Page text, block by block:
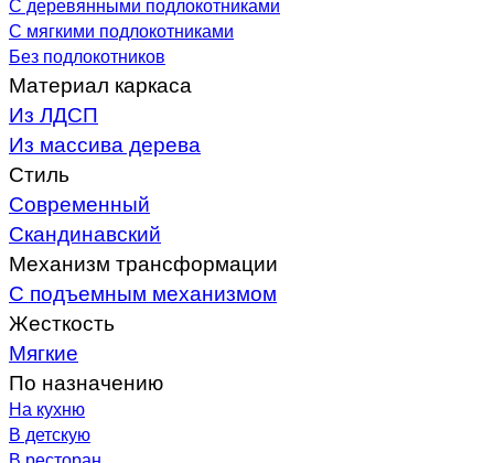
С мягкими подлокотниками
Без подлокотников
Материал каркаса
Из ЛДСП
Из массива дерева
Стиль
Современный
Скандинавский
Механизм трансформации
С подъемным механизмом
Жесткость
Мягкие
По назначению
На кухню
В детскую